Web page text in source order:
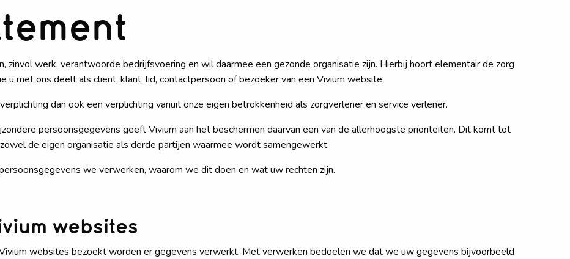
werk, verantwoorde bedrijfsvoering en wil daarmee een gezonde organisatie zijn. Hierbij hoort elementair de zorg
u met ons deelt als cliënt, klant, lid, contactpersoon of bezoeker van een Vivium website.
dan ook een verplichting vanuit onze eigen betrokkenheid als zorgverlener en service verlener.
persoonsgegevens geeft Vivium aan het beschermen daarvan een van de allerhoogste prioriteiten. Dit komt tot
de eigen organisatie als derde partijen waarmee wordt samengewerkt.
we verwerken, waarom we dit doen en wat uw rechten zijn.
websites
websites bezoekt worden er gegevens verwerkt. Met verwerken bedoelen we dat we uw gegevens bijvoorbeeld